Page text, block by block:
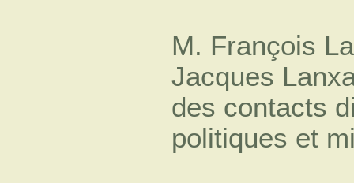
M. François
Jacques
des contacts
politiques et